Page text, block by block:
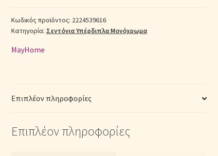
Σύνδεση
(Π:
220cm
Μ:
Μονόχρωμα
ποσότητα
Κωδικός προϊόντος: 2224539616
Κατηγορία: Σεντόνια Υπέρδιπλα Μονόχρωμα
MayHome
Επιπλέον πληροφορίες
Επιπλέον πληροφορίες